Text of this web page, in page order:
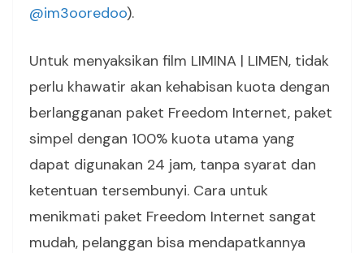
@im3ooredoo).
Untuk menyaksikan film LIMINA | LIMEN, tidak
perlu khawatir akan kehabisan kuota dengan
berlangganan paket Freedom Internet, paket
simpel dengan 100% kuota utama yang
dapat digunakan 24 jam, tanpa syarat dan
ketentuan tersembunyi. Cara untuk
menikmati paket Freedom Internet sangat
mudah, pelanggan bisa mendapatkannya